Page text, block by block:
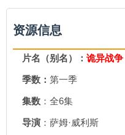
资源信息
片名（别名）： 诡异战
季数： 第一季
集数 ：全6集
导演 ：萨姆·威利斯